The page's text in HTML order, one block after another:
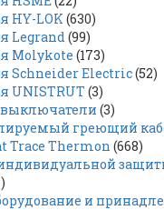
HY-LOK (630)
Legrand(99)
Molykote (173)
Schneider Electric(52)
UNISTRUT (3)
выключатели (3)
греющий
Trace Thermon (668)
и